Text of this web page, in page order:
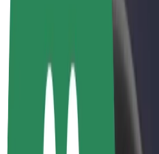
Bolt for Business
Vélos électriques
Bolt Plus
Générez des revenus avec Bolt